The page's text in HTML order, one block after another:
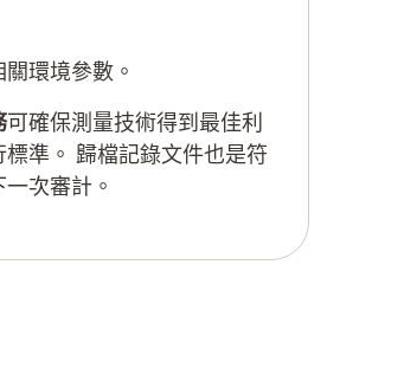
環境參數。
可確保測量技術得到最佳利
準。 歸檔記錄文件也是符
次審計。